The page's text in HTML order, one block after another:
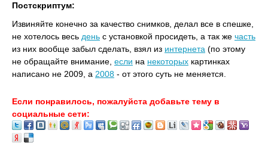
Постскриптум:
Извиняйте конечно за качество снимков, делал все в спешке,
не хотелось весь день с установкой просидеть, а так же часть
из них вообще забыл сделать, взял из интернета (по этому
не обращайте внимание, если на некоторых картинках
написано не 2009, а 2008 - от этого суть не меняется.
Если понравилось, пожалуйста добавьте тему в
социальные сети: